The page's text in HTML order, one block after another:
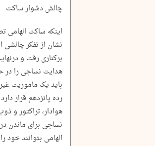
چالش دشوار ساکت
اینکه ساکت الهامی
نشان از تفکر چالشی
برکناری رفت و
هدایت نساجی را در
رده پانزدهم قرار
هوادار، تراکتور و
نساجی برای ماندن
الهامی بتوانند خود